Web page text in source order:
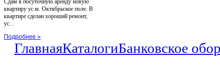
Сдам в посуточную аренду новую
квартиру ус.м. Октябрьское поле. В
квартире сделан хороший ремонт,
ус...
Подробнее »
ГлавнаяКаталогиБанковское